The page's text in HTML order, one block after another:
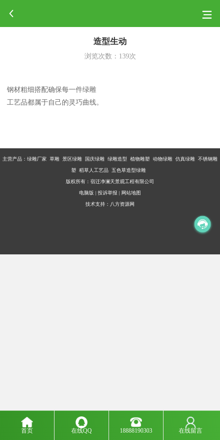
造型生动
浏览次数： 139次
钢材粗细搭配确保每一件绿雕
工艺品都属于自己的灵巧曲线。
主营产品： 绿雕厂家 草雕 景区绿雕 国庆绿雕 绿雕造型 植物雕塑 动物绿雕 仿真绿雕 不锈钢雕
塑 稻草人工艺品 五色草造型绿雕
版权所有：宿迁净澜天景观工程有限公司
电脑版 | 投诉举报 | 网站地图
技术支持： 八方资源网
首页 在线QQ 18888190303 在线留言